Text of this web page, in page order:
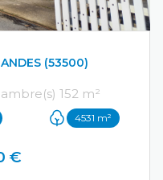
(53500)
Maison 6 pièce(s) 3 chambre(s) 152 m²
4531 m²
€